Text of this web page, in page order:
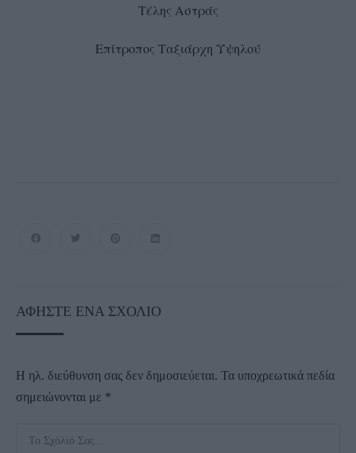
Τέλης Αστράς
Επίτροπος Ταξιάρχη Υψηλού
ΑΦΉΣΤΕ ΈΝΑ ΣΧΌΛΙΟ
Η ηλ. διεύθυνση σας δεν δημοσιεύεται. Τα υποχρεωτικά πεδία
σημειώνονται με *